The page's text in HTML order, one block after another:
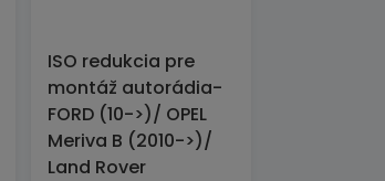
ISO redukcia pre
montáž autorádia-
FORD (10->)/ OPEL
Meriva B (2010->)/
Land Rover